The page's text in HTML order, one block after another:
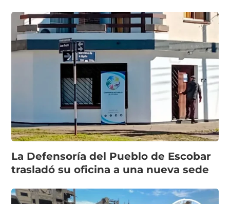
La Defensoría del Pueblo de Escobar
trasladó su oficina a una nueva sede